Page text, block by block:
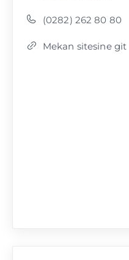
(0282) 262 80 80
Mekan sitesine git